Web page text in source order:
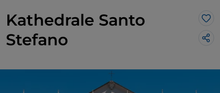
Kathedrale Santo
Stefano